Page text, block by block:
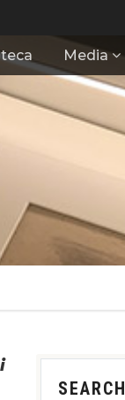
Media
SEARCH